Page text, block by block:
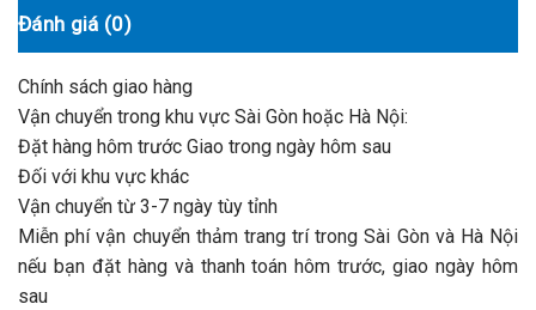
Đánh giá (0)
Chính sách giao hàng
Vận chuyển trong khu vực Sài Gòn hoặc Hà Nội:
Đặt hàng hôm trước Giao trong ngày hôm sau
Đối với khu vực khác
Vận chuyển từ 3-7 ngày tùy tỉnh
Miễn phí vận chuyển thảm trang trí trong Sài Gòn và Hà Nội
nếu bạn đặt hàng và thanh toán hôm trước, giao ngày hôm
sau